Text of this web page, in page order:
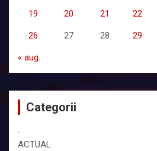
19 20 21 22
26 27 28 29
« aug.
Categorii
.
ACTUAL